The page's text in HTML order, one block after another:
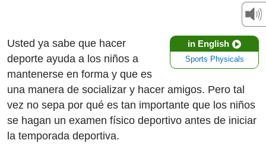
in English
Sports Physicals
Usted ya sabe que hacer
deporte ayuda a los niños a
mantenerse en forma y que es
una manera de socializar y hacer amigos. Pero tal
vez no sepa por qué es tan importante que los niños
se hagan un examen físico deportivo antes de iniciar
la temporada deportiva.